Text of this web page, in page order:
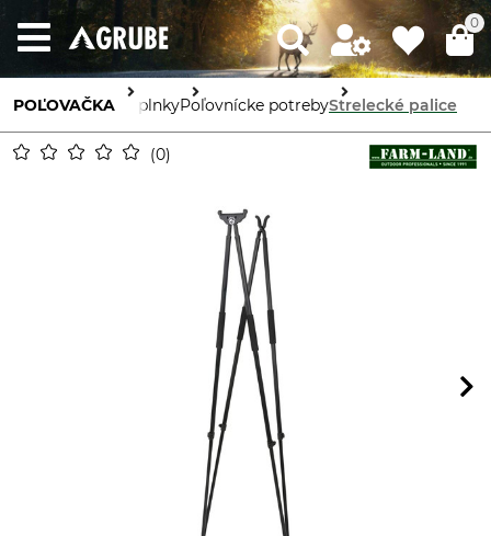
0
POĽOVAČKA DoplnkyPoľovnícke potrebyStrelecké palice
0